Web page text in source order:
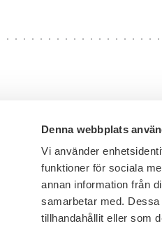
Denna webbplats
Vi använder
funktioner för sociala
annan information från
samarbetar med.
tillhandahållit eller som